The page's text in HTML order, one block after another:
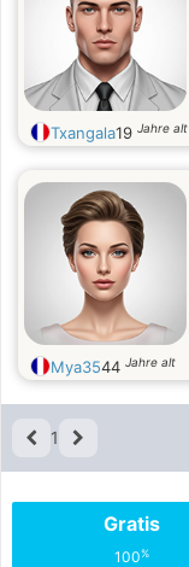
Txangala19 Jahre alt
Mya3544 Jahre alt
1
Gratis
100%